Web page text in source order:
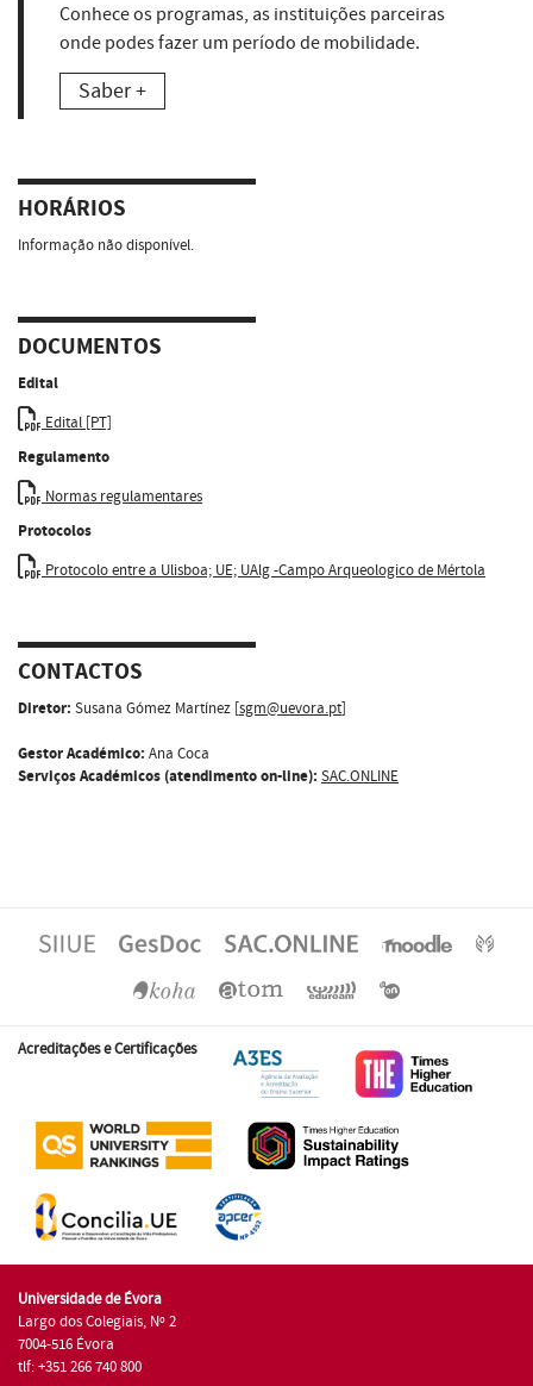
Conhece os programas, as instituições parceiras
onde podes fazer um período de mobilidade.
Saber +
HORÁRIOS
Informação não disponível.
DOCUMENTOS
Edital
Edital [PT]
Regulamento
Normas regulamentares
Protocolos
Protocolo entre a Ulisboa; UE; UAlg -Campo Arqueologico de Mértola
CONTACTOS
Diretor: Susana Gómez Martínez [sgm@uevora.pt]
Gestor Académico: Ana Coca
Serviços Académicos (atendimento on-line): SAC.ONLINE
Acreditações e Certificações
Universidade de Évora
Largo dos Colegiais, Nº 2
7004-516 Évora
tlf: +351 266 740 800